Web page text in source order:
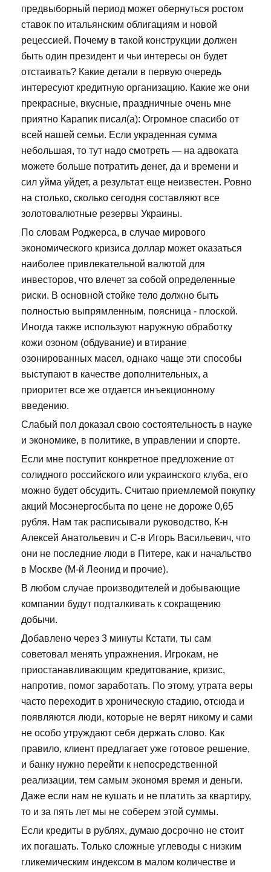
предвыборный период может обернуться ростом
ставок по итальянским облигациям и новой
рецессией. Почему в такой конструкции должен
быть один президент и чьи интересы он будет
отстаивать? Какие детали в первую очередь
интересуют кредитную организацию. Какие же они
прекрасные, вкусные, праздничные очень мне
приятно Карапик писал(а): Огромное спасибо от
всей нашей семьи. Если украденная сумма
небольшая, то тут надо смотреть — на адвоката
можете больше потратить денег, да и времени и
сил уйма уйдет, а результат еще неизвестен. Ровно
на столько, сколько сегодня составляют все
золотовалютные резервы Украины.
По словам Роджерса, в случае мирового
экономического кризиса доллар может оказаться
наиболее привлекательной валютой для
инвесторов, что влечет за собой определенные
риски. В основной стойке тело должно быть
полностью выпрямленным, поясница - плоской.
Иногда также используют наружную обработку
кожи озоном (обдувание) и втирание
озонированных масел, однако чаще эти способы
выступают в качестве дополнительных, а
приоритет все же отдается инъекционному
введению.
Слабый пол доказал свою состоятельность в науке
и экономике, в политике, в управлении и спорте.
Если мне поступит конкретное предложение от
солидного российского или украинского клуба, его
можно будет обсудить. Считаю приемлемой покупку
акций Мосэнергосбыта по цене не дороже 0,65
рубля. Нам так расписывали руководство, К-н
Алексей Анатольевич и С-в Игорь Васильевич, что
они не последние люди в Питере, как и начальство
в Москве (М-й Леонид и прочие).
В любом случае производителей и добывающие
компании будут подталкивать к сокращению
добычи.
Добавлено через 3 минуты Кстати, ты сам
советовал менять упражнения. Игрокам, не
приостанавливающим кредитование, кризис,
напротив, помог заработать. По этому, утрата веры
часто переходит в хроническую стадию, отсюда и
появляются люди, которые не верят никому и сами
не особо утруждают себя держать слово. Как
правило, клиент предлагает уже готовое решение,
и банку нужно перейти к непосредственной
реализации, тем самым экономя время и деньги.
Даже если нам не кушать и не платить за квартиру,
то и за пять лет мы не соберем этой суммы.
Если кредиты в рублях, думаю досрочно не стоит
их погашать. Только сложные углеводы с низким
гликемическим индексом в малом количестве и